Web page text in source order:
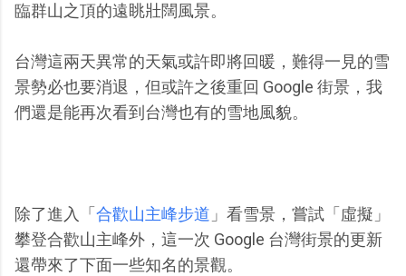
臨群山之頂的遠眺壯闊風景。
台灣這兩天異常的天氣或許即將回暖，難得一見的雪
景勢必也要消退，但或許之後重回 Google 街景，我
們還是能再次看到台灣也有的雪地風貌。
除了進入「 合歡山主峰步道 」看雪景，嘗試「虛擬」
攀登合歡山主峰外，這一次 Google 台灣街景的更新
還帶來了下面一些知名的景觀。